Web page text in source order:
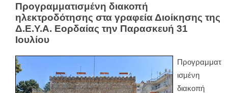
Προγραμματισμένη διακοπή
ηλεκτροδότησης στα γραφεία Διοίκησης της
Δ.Ε.Υ.Α. Εορδαίας την Παρασκευή 31
Ιουλίου
Προγραμματ
ισμένη
διακοπή